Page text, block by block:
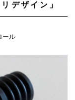
デザイン」
ル